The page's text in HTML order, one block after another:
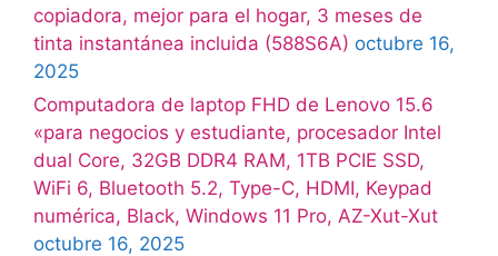
copiadora, mejor para el hogar, 3 meses de
tinta instantánea incluida (588S6A) octubre 16,
2025
Computadora de laptop FHD de Lenovo 15.6
«para negocios y estudiante, procesador Intel
dual Core, 32GB DDR4 RAM, 1TB PCIE SSD,
WiFi 6, Bluetooth 5.2, Type-C, HDMI, Keypad
numérica, Black, Windows 11 Pro, AZ-Xut-Xut
octubre 16, 2025